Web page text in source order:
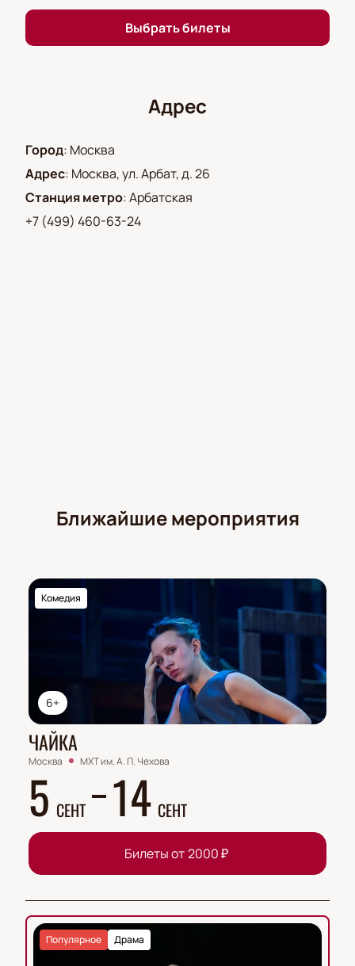
сейчас. Погрузитесь в мир театра, любви и поэзии
вместе с Еленой Сотниковой в Театре Вахтангова.
Купить билеты на нашем сайте — это просто и
Выбрать билеты
Адрес
Город: Москва
Адрес: Москва, ул. Арбат, д. 26
Станция метро:Арбатская
+7 (499) 460-63-24
Ближайшие мероприятия
6+
Комедия
ЧАЙКА
Москва МХТ им. А. П. Чехова
5 СЕНТ 14 СЕНТ
Билеты от 2000₽
Драма
Популярное